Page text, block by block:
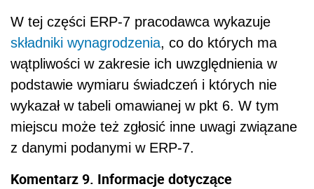
W tej części ERP-7 pracodawca wykazuje
składniki wynagrodzenia, co do których ma
wątpliwości w zakresie ich uwzględnienia w
podstawie wymiaru świadczeń i których nie
wykazał w tabeli omawianej w pkt 6. W tym
miejscu może też zgłosić inne uwagi związane
z danymi podanymi w ERP-7.
Komentarz 9. Informacje dotyczące